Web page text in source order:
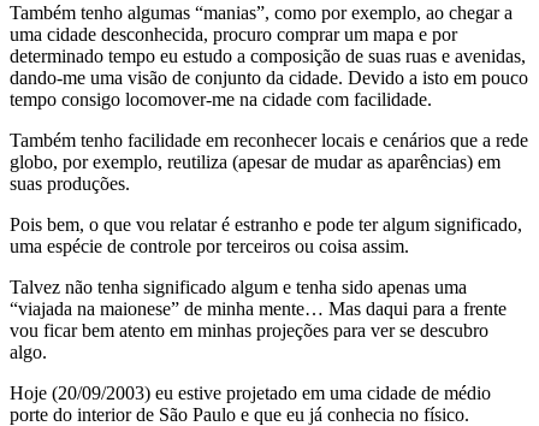
Também tenho algumas “manias”, como por exemplo, ao chegar a
uma cidade desconhecida, procuro comprar um mapa e por
determinado tempo eu estudo a composição de suas ruas e avenidas,
dando-me uma visão de conjunto da cidade. Devido a isto em pouco
tempo consigo locomover-me na cidade com facilidade.
Também tenho facilidade em reconhecer locais e cenários que a rede
globo, por exemplo, reutiliza (apesar de mudar as aparências) em
suas produções.
Pois bem, o que vou relatar é estranho e pode ter algum significado,
uma espécie de controle por terceiros ou coisa assim.
Talvez não tenha significado algum e tenha sido apenas uma
“viajada na maionese” de minha mente… Mas daqui para a frente
vou ficar bem atento em minhas projeções para ver se descubro
algo.
Hoje (20/09/2003) eu estive projetado em uma cidade de médio
porte do interior de São Paulo e que eu já conhecia no físico.